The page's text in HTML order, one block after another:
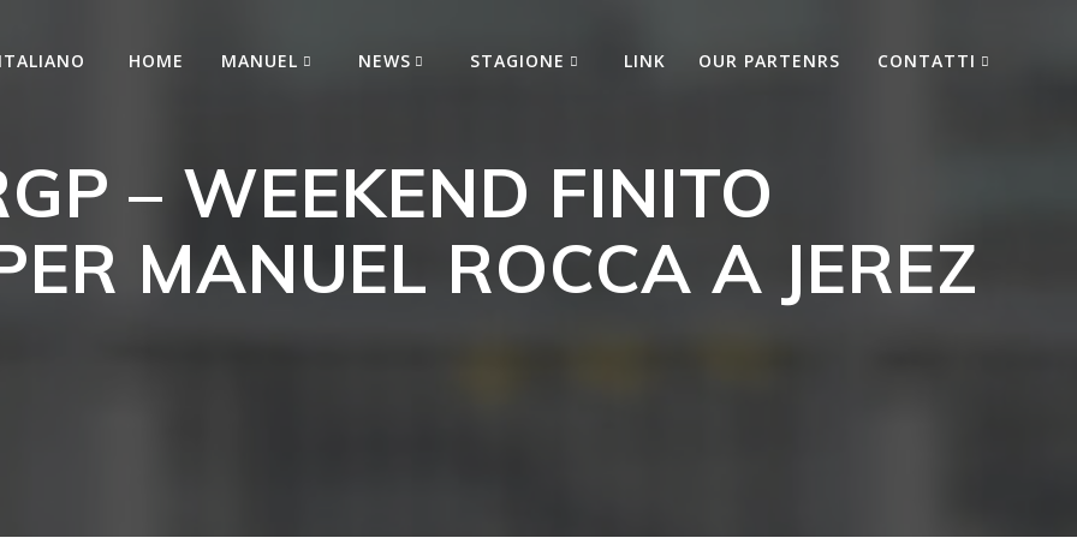
HOME MANUEL NEWS
Rassegna Stampa 2020
Rassegna Stampa 2019
STAGIONE
Pista!
LINK OUR PARTENRS CONTATTI
– WEEKEND FINITO
MANUEL ROCCA A JEREZ